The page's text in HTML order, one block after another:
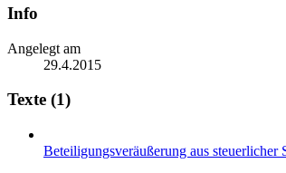
Info
Angelegt am
29.4.2015
Texte (1)
Beteiligungsveräußerung aus